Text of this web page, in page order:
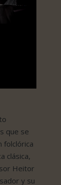
que se
folclórica
clásica,
Heitor
y su